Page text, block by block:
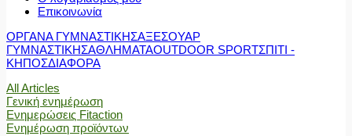
Επικοινωνία
ΟΡΓΑΝΑ ΓΥΜΝΑΣΤΙΚΗΣΑΞΕΣΟΥΑΡ
ΓΥΜΝΑΣΤΙΚΗΣΑΘΛΗΜΑΤΑOUTDOOR SPORTΣΠΙΤΙ -
ΚΗΠΟΣΔΙΑΦΟΡΑ
All Articles
Γενική ενημέρωση
Ενημερώσεις Fitaction
Ενημέρωση προϊόντων